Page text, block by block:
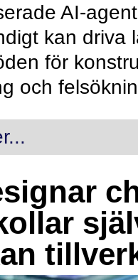
AI-
kan driva
för
och